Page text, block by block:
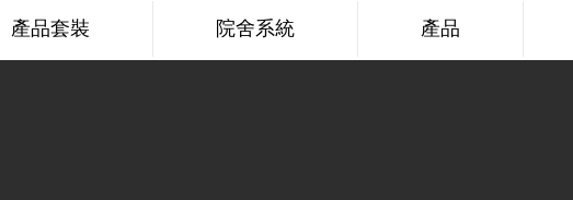
產品套裝 院舍系統 產品